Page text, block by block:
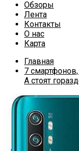
Обзоры
Лента
Контакты
О нас
Карта
Главная
7
А стоят